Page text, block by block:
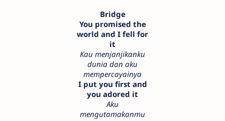
Bridge
You promised the
world and I fell for
it
Kau menjanjikanku
dunia dan aku
mempercayainya
I put you first and
you adored it
Aku
mengutamakanmu